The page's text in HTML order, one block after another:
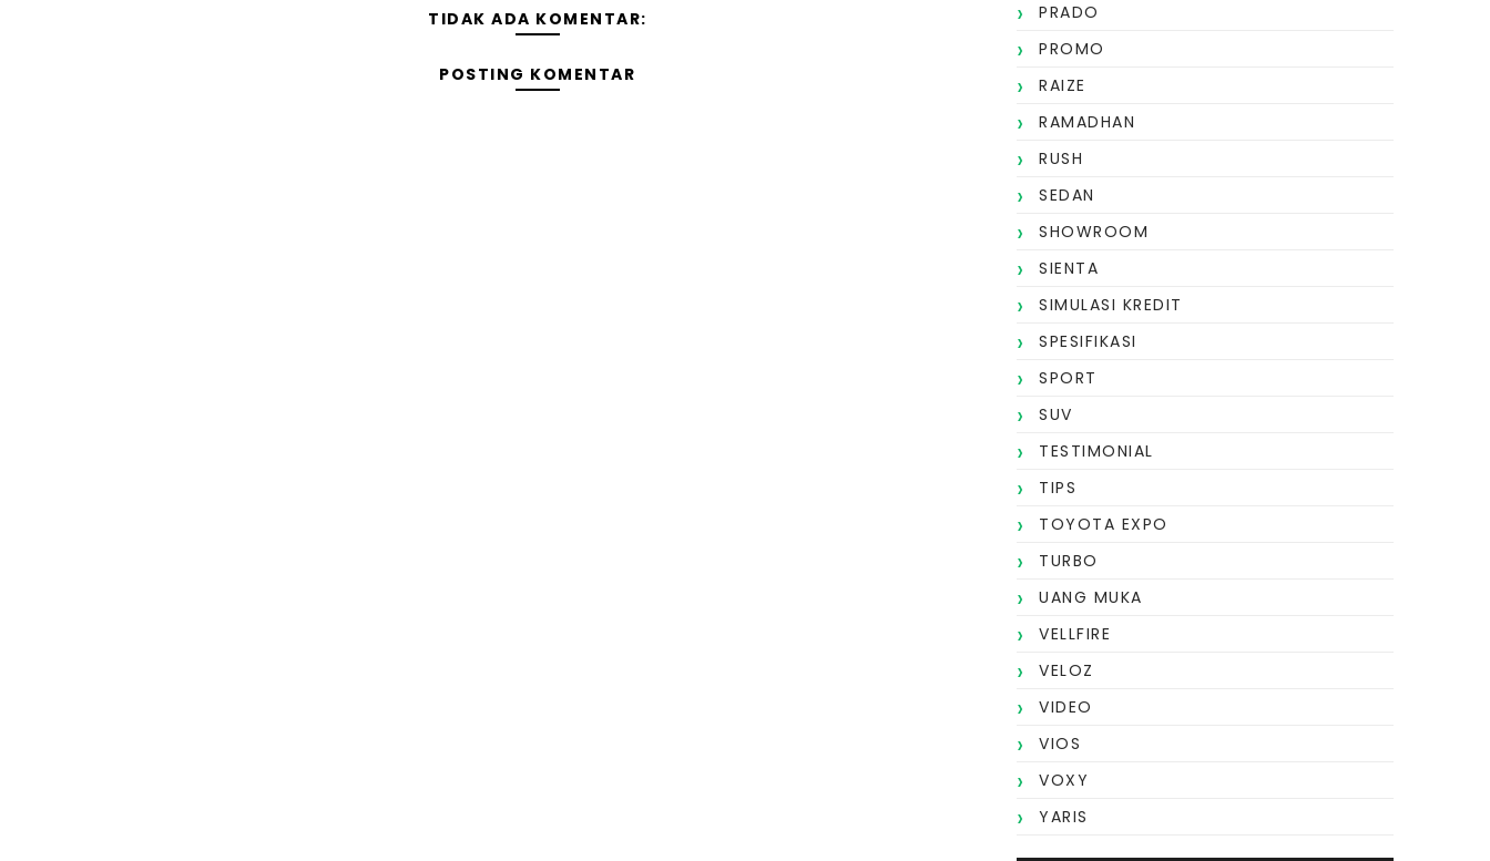
TIDAK ADA KOMENTAR:
POSTING KOMENTAR
PRADO
PROMO
RAIZE
RAMADHAN
RUSH
SEDAN
SHOWROOM
SIENTA
SIMULASI KREDIT
SPESIFIKASI
SPORT
SUV
TESTIMONIAL
TIPS
TOYOTA EXPO
TURBO
UANG MUKA
VELLFIRE
VELOZ
VIDEO
VIOS
VOXY
YARIS